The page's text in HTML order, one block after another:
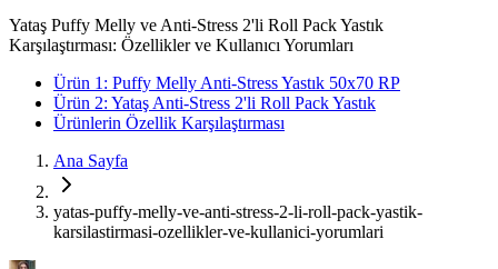
Yataş Puffy Melly ve Anti-Stress 2'li Roll Pack Yastık
Karşılaştırması: Özellikler ve Kullanıcı Yorumları
Ürün 1: Puffy Melly Anti-Stress Yastık 50x70 RP
Ürün 2: Yataş Anti-Stress 2'li Roll Pack Yastık
Ürünlerin Özellik Karşılaştırması
Ana Sayfa
yatas-puffy-melly-ve-anti-stress-2-li-roll-pack-yastik-
karsilastirmasi-ozellikler-ve-kullanici-yorumlari